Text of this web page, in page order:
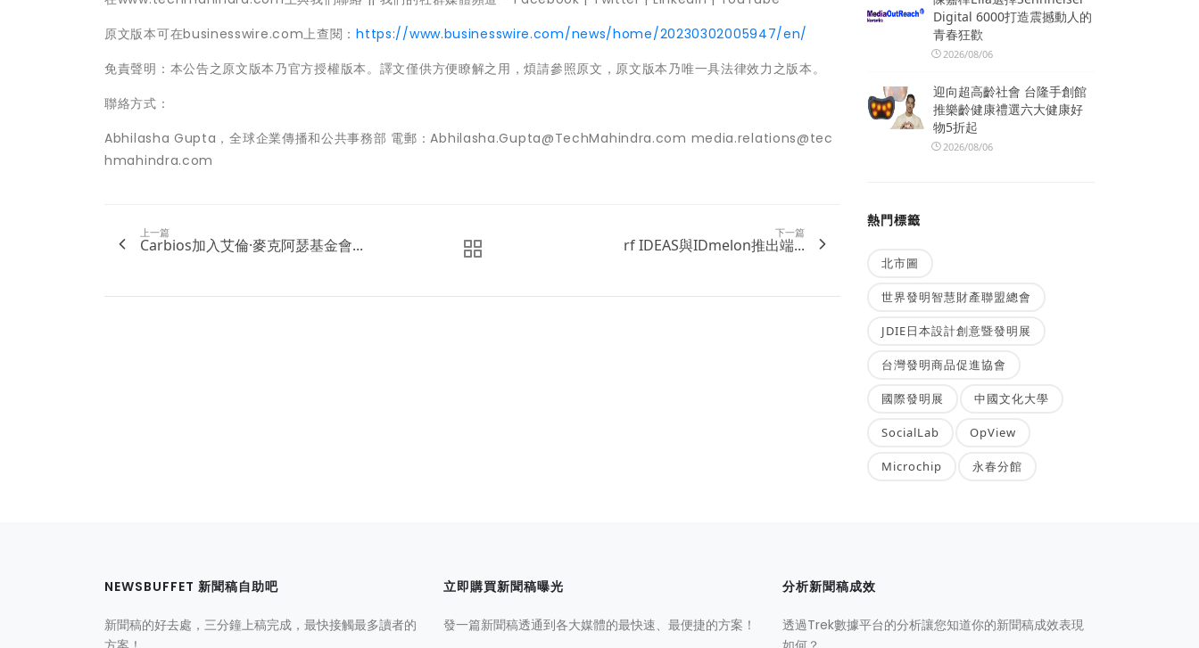
原文版本可在businesswire.com上查閱：https://www.businesswire.com/news/home/20230302005947/en/
免責聲明：本公告之原文版本乃官方授權版本。譯文僅供方便瞭解之用，煩請參照原文，原文版本乃唯一具法律效力之版本。
聯絡方式：
Abhilasha Gupta，全球企業傳播和公共事務部 電郵：Abhilasha.Gupta@TechMahindra.com media.relations@tec
hmahindra.com
上一篇
Carbios加入艾倫·麥克阿瑟基金會...
下一篇
rf IDEAS與IDmelon推出端...
Digital 6000打造震撼動人的
青春狂歡
2026/08/06
迎向超高齡社會 台隆手創館
推樂齡健康禮選六大健康好
物5折起
2026/08/06
熱門標籤
北市圖
世界發明智慧財產聯盟總會
JDIE日本設計創意暨發明展
台灣發明商品促進協會
國際發明展 中國文化大學
SocialLab OpView
Microchip 永春分館
NEWSBUFFET 新聞稿自助吧
新聞稿的好去處，三分鐘上稿完成，最快接觸最多讀者的
立即購買新聞稿曝光
發一篇新聞稿透通到各大媒體的最快速、最便捷的方案！
分析新聞稿成效
透過Trek數據平台的分析讓您知道你的新聞稿成效表現